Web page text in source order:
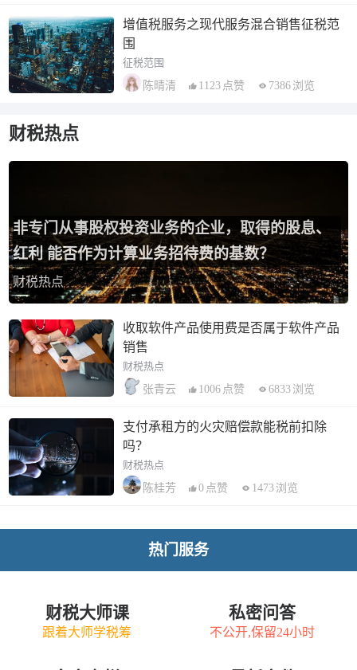
增值税服务之现代服务混合销售征税范
围
征税范围
陈晴清
1123 点赞 7386 浏览
财税热点
非专门从事股权投资业务的企业，取得的股息、
红利 能否作为计算业务招待费的基数？
财税热点
收取软件产品使用费是否属于软件产品
销售
财税热点
张青云
1006 点赞 6833 浏览
支付承租方的火灾赔偿款能税前扣除
吗？
财税热点
陈桂芳
0 点赞 1473 浏览
热门服务
财税大师课
跟着大师学税筹
私密问答
不公开,保留24小时